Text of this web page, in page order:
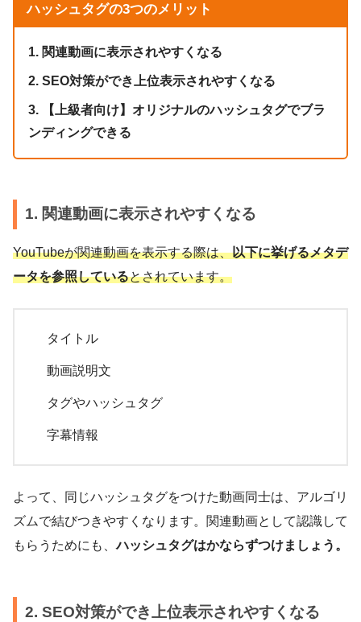
ハッシュタグの3つのメリット
1. 関連動画に表示されやすくなる
2. SEO対策ができ上位表示されやすくなる
3. 【上級者向け】オリジナルのハッシュタグでブラ
ンディングできる
1. 関連動画に表示されやすくなる
YouTubeが関連動画を表示する際は、以下に挙げるメタデ
ータを参照しているとされています。
タイトル
動画説明文
タグやハッシュタグ
字幕情報
よって、同じハッシュタグをつけた動画同士は、アルゴリ
ズムで結びつきやすくなります。関連動画として認識して
もらうためにも、ハッシュタグはかならずつけましょう。
2. SEO対策ができ上位表示されやすくなる